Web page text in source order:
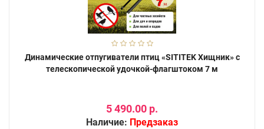
Динамические отпугиватели птиц «SITITEK Хищник» с
телескопической удочкой-флагштоком 7 м
5 490.00 р.
Наличие: Предзаказ